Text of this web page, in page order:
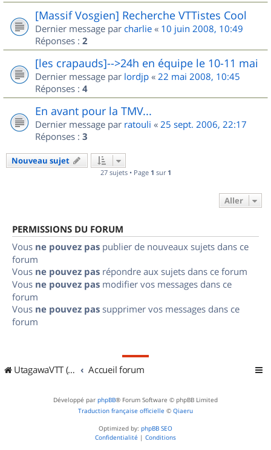
[Massif Vosgien] Recherche VTTistes Cool
Dernier message par charlie « 10 juin 2008, 10:49
Réponses : 2
[les crapauds]-->24h en équipe le 10-11 mai
Dernier message par lordjp « 22 mai 2008, 10:45
Réponses : 4
En avant pour la TMV...
Dernier message par ratouli « 25 sept. 2006, 22:17
Réponses : 3
Nouveau sujet
27 sujets • Page 1 sur 1
Aller
PERMISSIONS DU FORUM
Vous ne pouvez pas publier de nouveaux sujets dans ce
forum
Vous ne pouvez pas répondre aux sujets dans ce forum
Vous ne pouvez pas modifier vos messages dans ce
forum
Vous ne pouvez pas supprimer vos messages dans ce
forum
UtagawaVTT (Randos VTT et VTTAE avec traces GPS) Accueil forum
Développé par phpBB® Forum Software © phpBB Limited
Traduction française officielle © Qiaeru
Optimized by: phpBB SEO
Confidentialité | Conditions